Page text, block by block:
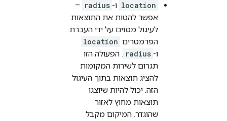
location ו- radius
–
אפשר להטות את התוצאות
לעיגול מסוים על ידי העברת
הפרמטרים location
ו- radius . הפעולה הזו
תגרום לשירות המקומות
להציג תוצאות בתוך העיגול
הזה. יכול להיות שיוצגו
תוצאות מחוץ לאזור
שהוגדר. המיקום מקבל